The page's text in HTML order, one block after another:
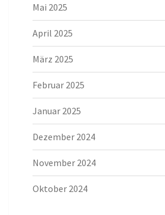
Mai 2025
April 2025
März 2025
Februar 2025
Januar 2025
Dezember 2024
November 2024
Oktober 2024